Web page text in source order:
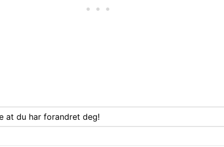
at du har forandret deg!